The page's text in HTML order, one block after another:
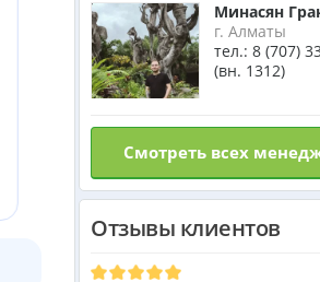
от 385 000 тг.
Италия из
Чехия из Алматы
Минасян
г. Алматы
тел.: 8 (707)
(вн. 1312)
Смотреть всех
Отзывы клиентов